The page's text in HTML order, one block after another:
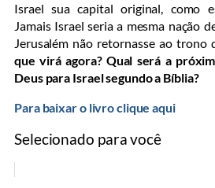
Israel sua capital original, como
Jamais Israel seria a mesma nação
Jerusalém não retornasse ao trono
que virá agora? Qual será a
Deus para Israel segundo a Bíblia?
Para baixar o livro clique aqui
Selecionado para você